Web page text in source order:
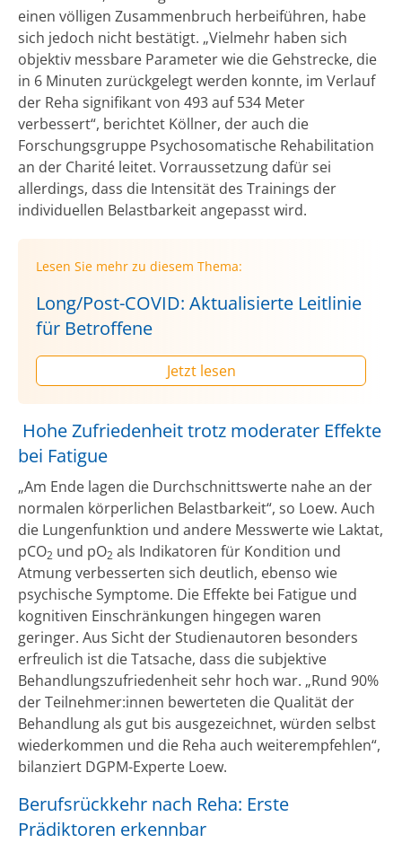
einen völligen Zusammenbruch herbeiführen, habe
sich jedoch nicht bestätigt. „Vielmehr haben sich
objektiv messbare Parameter wie die Gehstrecke, die
in 6 Minuten zurückgelegt werden konnte, im Verlauf
der Reha signifikant von 493 auf 534 Meter
verbessert“, berichtet Köllner, der auch die
Forschungsgruppe Psychosomatische Rehabilitation
an der Charité leitet. Vorraussetzung dafür sei
allerdings, dass die Intensität des Trainings der
individuellen Belastbarkeit angepasst wird.
Lesen Sie mehr zu diesem Thema:
Long/Post-COVID: Aktualisierte Leitlinie
für Betroffene
Jetzt lesen
Hohe Zufriedenheit trotz moderater Effekte
bei Fatigue
„Am Ende lagen die Durchschnittswerte nahe an der
normalen körperlichen Belastbarkeit“, so Loew. Auch
die Lungenfunktion und andere Messwerte wie Laktat,
pCO2 und pO2 als Indikatoren für Kondition und
Atmung verbesserten sich deutlich, ebenso wie
psychische Symptome. Die Effekte bei Fatigue und
kognitiven Einschränkungen hingegen waren
geringer. Aus Sicht der Studienautoren besonders
erfreulich ist die Tatsache, dass die subjektive
Behandlungszufriedenheit sehr hoch war. „Rund 90%
der Teilnehmer:innen bewerteten die Qualität der
Behandlung als gut bis ausgezeichnet, würden selbst
wiederkommen und die Reha auch weiterempfehlen“,
bilanziert DGPM-Experte Loew.
Berufsrückkehr nach Reha: Erste
Prädiktoren erkennbar